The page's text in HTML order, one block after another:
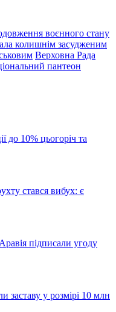
воєнного стану
колишнім засудженим
Верховна Рада
пантеон
до 10% цьогоріч та
стався вибух: є
підписали угоду
заставу у розмірі 10 млн